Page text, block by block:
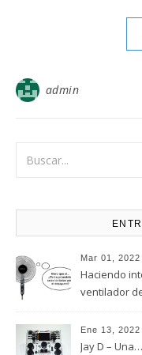
admin
Mar 01, 2022
Haciendo
ventilador
Ene 13, 2022
Jay D –